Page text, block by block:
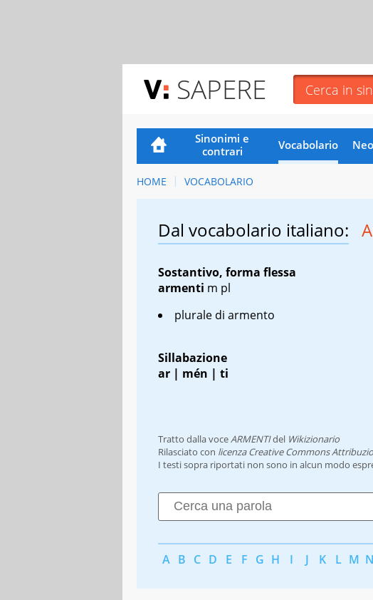
SAPERE
Sinonimi e
contrari
Vocabolario
HOME VOCABOLARIO
Dal vocabolario italiano:
Sostantivo, forma flessa
armenti m pl
plurale di armento
Sillabazione
ar | mén | ti
Tratto dalla voce ARMENTIdel Wikizionario
Rilasciato con licenza Creative Commons
I testi sopra riportati non sono in alcun modo
A B C D E F G H I J K L M N